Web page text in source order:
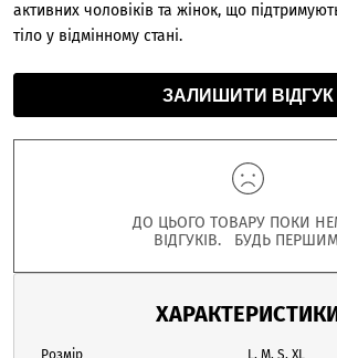
активних чоловіків та жінок, що
тіло у відмінному стані.
ЗАЛИШИТИ ВІДГУК
ДО ЦЬОГО ТОВАРУ ПОКИ
ВІДГУКІВ. БУДЬ
Розмір L, M, S, XL